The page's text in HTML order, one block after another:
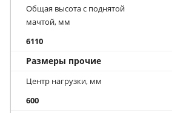
Общая высота с поднятой
мачтой, мм
6110
Размеры прочие
Центр нагрузки, мм
600